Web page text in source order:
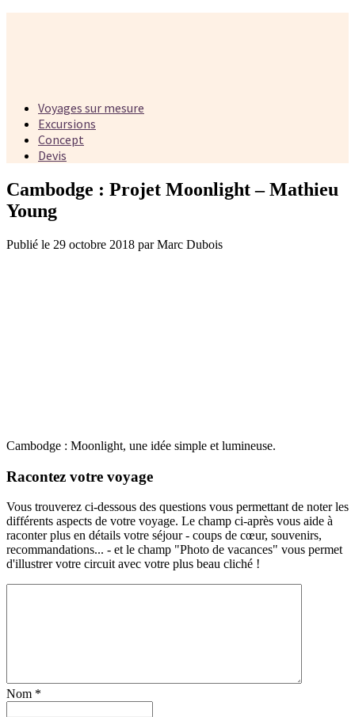
Voyages sur mesure
Excursions
Concept
Devis
Cambodge : Projet Moonlight – Mathieu
Young
Publié le 29 octobre 2018 par Marc Dubois
Cambodge : Moonlight, une idée simple et lumineuse.
Racontez votre voyage
Vous trouverez ci-dessous des questions vous permettant de noter les
différents aspects de votre voyage. Le champ ci-après vous aide à
raconter plus en détails votre séjour - coups de cœur, souvenirs,
recommandations... - et le champ "Photo de vacances" vous permet
d'illustrer votre circuit avec votre plus beau cliché !
Nom *